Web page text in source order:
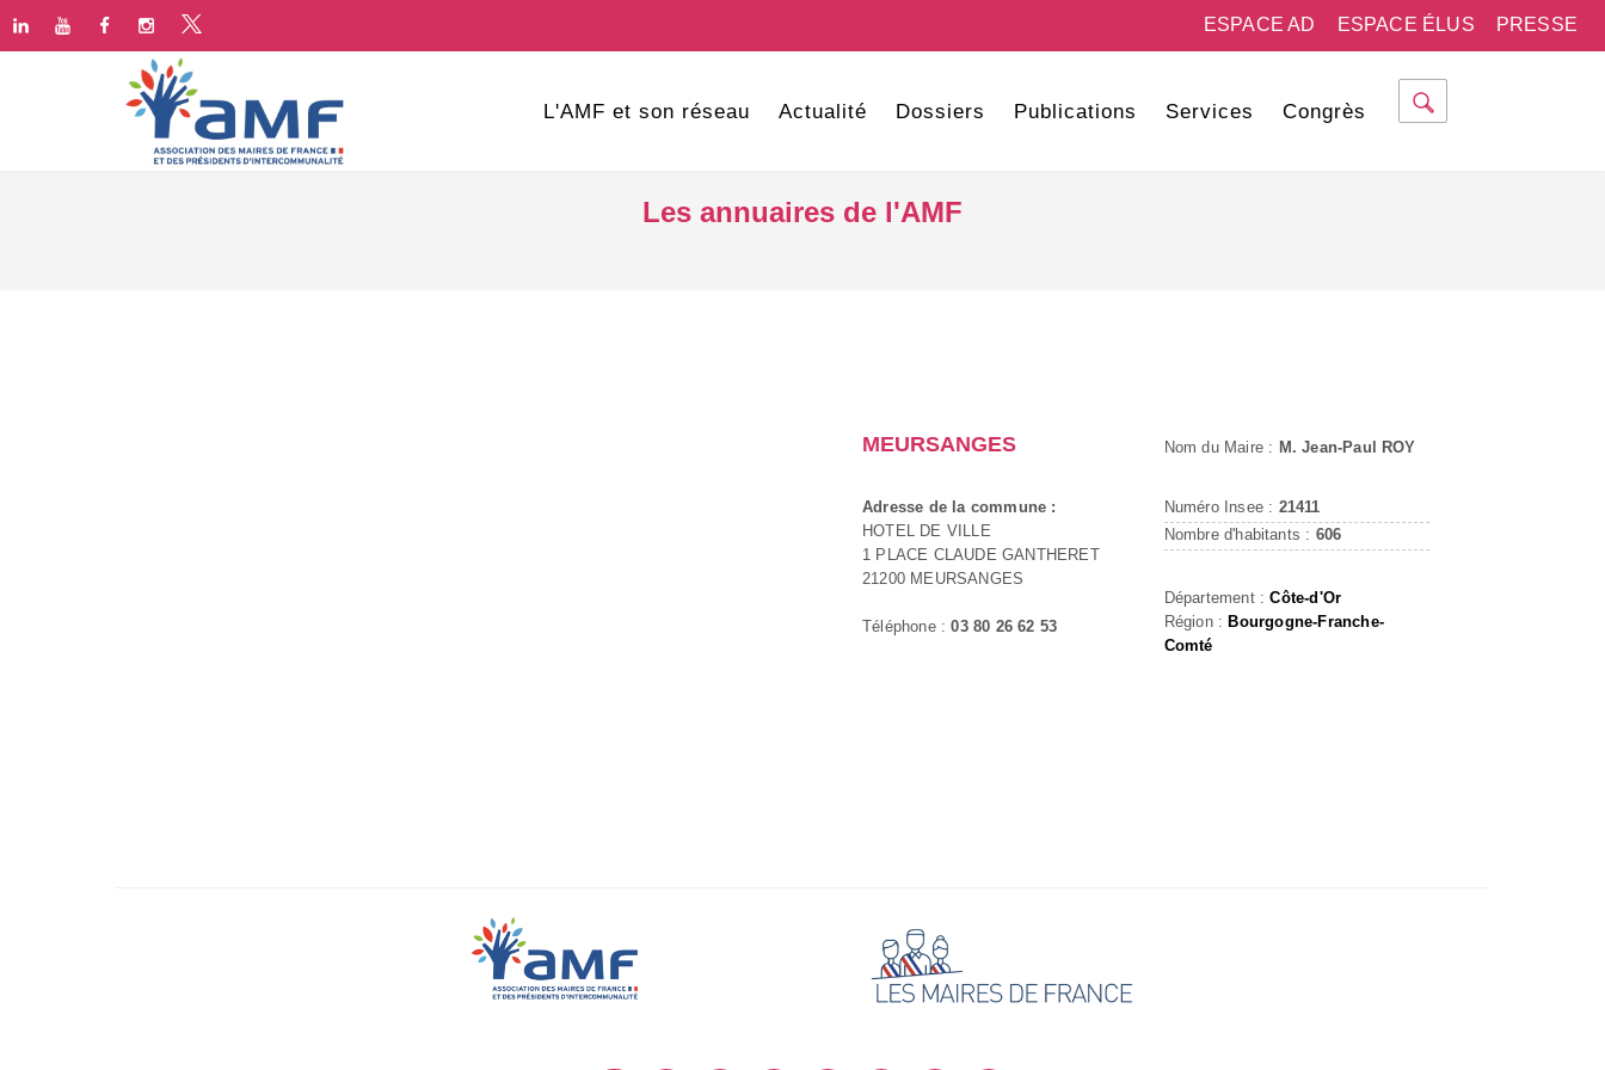
PRESSE
ESPACE ÉLUS
ESPACE AD
L'AMF et son réseau Actualité Dossiers Publications Services Congrès
Les annuaires de l'AMF
MEURSANGES
Adresse de la commune :
HOTEL DE VILLE
1 PLACE CLAUDE GANTHERET
21200 MEURSANGES
Téléphone :03 80 26 62 53
Nom du Maire : M. Jean-Paul ROY
Numéro Insee : 21411
Nombre d'habitants : 606
Département :Côte-d'Or
Région : Bourgogne-Franche-
Comté